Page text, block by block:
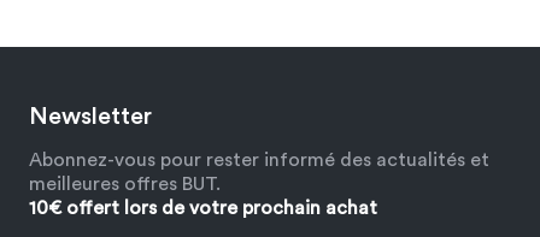
Newsletter
Abonnez-vous pour rester informé des actualités et
meilleures offres BUT.
10€ offert lors de votre prochain achat